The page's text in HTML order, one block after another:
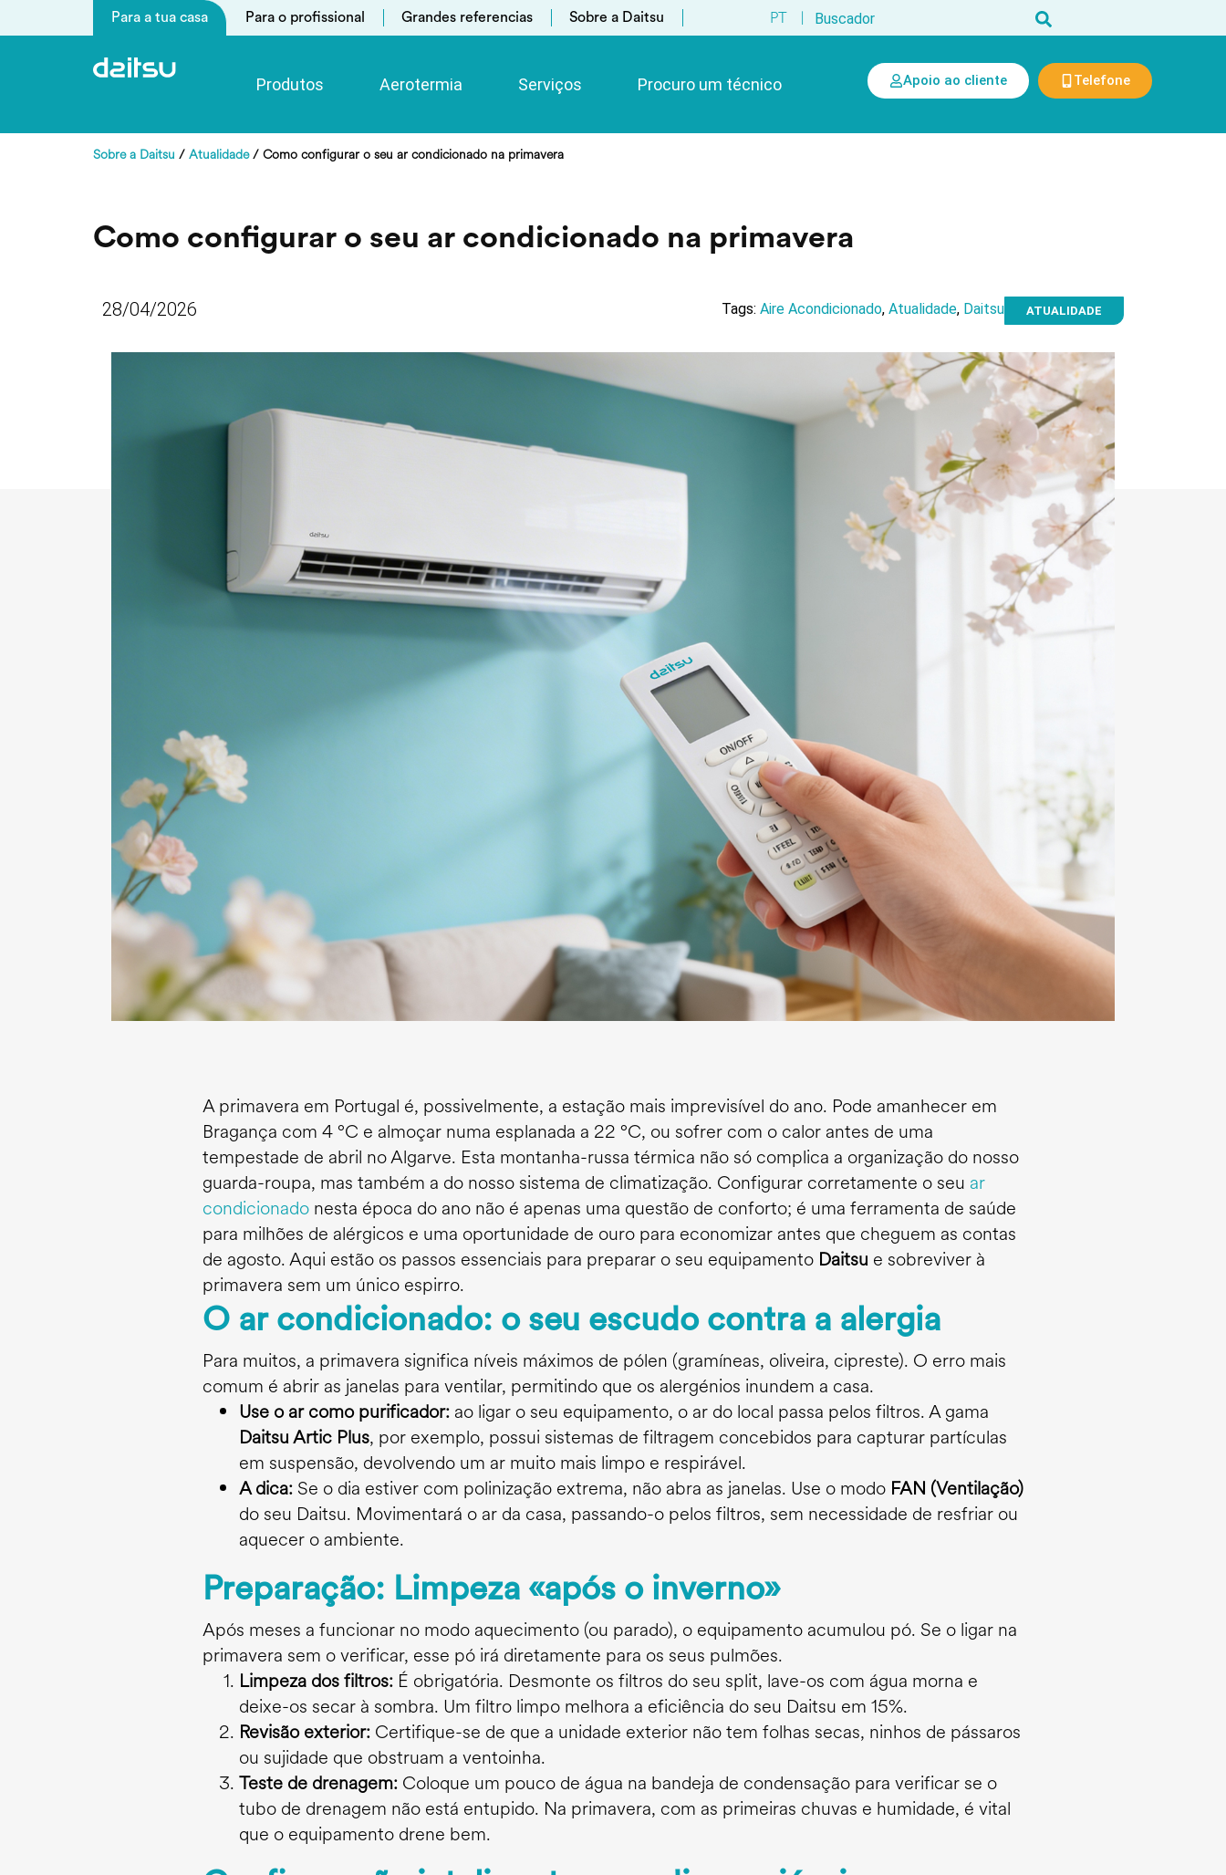
Para a tua casa Para o profissional Grandes referencias Sobre a Daitsu PT |
Produtos Aerotermia Serviços Procuro um técnico Apoio ao cliente Telefone
Sobre a Daitsu / Atualidade / Como configurar o seu ar condicionado na primavera
Como configurar o seu ar condicionado na primavera
28/04/2026 Tags: Aire Acondicionado, Atualidade, Daitsu ATUALIDADE
A primavera em Portugal é, possivelmente, a estação mais imprevisível do ano. Pode amanhecer em
Bragança com 4 °C e almoçar numa esplanada a 22 °C, ou sofrer com o calor antes de uma
tempestade de abril no Algarve. Esta montanha-russa térmica não só complica a organização do nosso
guarda-roupa, mas também a do nosso sistema de climatização. Configurar corretamente o seu ar
condicionado nesta época do ano não é apenas uma questão de conforto; é uma ferramenta de saúde
para milhões de alérgicos e uma oportunidade de ouro para economizar antes que cheguem as contas
de agosto. Aqui estão os passos essenciais para preparar o seu equipamento Daitsu e sobreviver à
primavera sem um único espirro.
O ar condicionado: o seu escudo contra a alergia
Para muitos, a primavera significa níveis máximos de pólen (gramíneas, oliveira, cipreste). O erro mais
comum é abrir as janelas para ventilar, permitindo que os alergénios inundem a casa.
Use o ar como purificador: ao ligar o seu equipamento, o ar do local passa pelos filtros. A gama
Daitsu Artic Plus, por exemplo, possui sistemas de filtragem concebidos para capturar partículas
em suspensão, devolvendo um ar muito mais limpo e respirável.
A dica: Se o dia estiver com polinização extrema, não abra as janelas. Use o modo FAN (Ventilação)
do seu Daitsu. Movimentará o ar da casa, passando-o pelos filtros, sem necessidade de resfriar ou
aquecer o ambiente.
Preparação: Limpeza «após o inverno»
Após meses a funcionar no modo aquecimento (ou parado), o equipamento acumulou pó. Se o ligar na
primavera sem o verificar, esse pó irá diretamente para os seus pulmões.
Limpeza dos filtros: É obrigatória. Desmonte os filtros do seu split, lave-os com água morna e
deixe-os secar à sombra. Um filtro limpo melhora a eficiência do seu Daitsu em 15%.
Revisão exterior: Certifique-se de que a unidade exterior não tem folhas secas, ninhos de pássaros
ou sujidade que obstruam a ventoinha.
Teste de drenagem: Coloque um pouco de água na bandeja de condensação para verificar se o
tubo de drenagem não está entupido. Na primavera, com as primeiras chuvas e humidade, é vital
que o equipamento drene bem.